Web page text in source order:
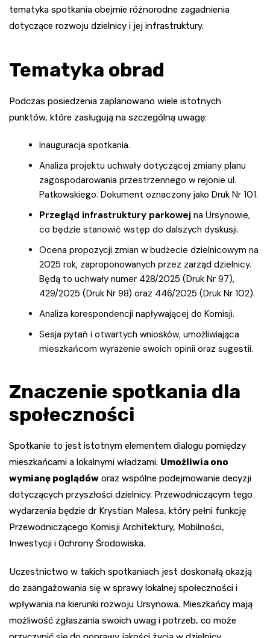
tematyka spotkania obejmie różnorodne zagadnienia
dotyczące rozwoju dzielnicy i jej infrastruktury.
Tematyka obrad
Podczas posiedzenia zaplanowano wiele istotnych
punktów, które zasługują na szczególną uwagę:
Inauguracja spotkania.
Analiza projektu uchwały dotyczącej zmiany planu
zagospodarowania przestrzennego w rejonie ul.
Patkowskiego. Dokument oznaczony jako Druk Nr 101.
Przegląd infrastruktury parkowej na Ursynowie,
co będzie stanowić wstęp do dalszych dyskusji.
Ocena propozycji zmian w budżecie dzielnicowym na
2025 rok, zaproponowanych przez zarząd dzielnicy.
Będą to uchwały numer 428/2025 (Druk Nr 97),
429/2025 (Druk Nr 98) oraz 446/2025 (Druk Nr 102).
Analiza korespondencji napływającej do Komisji.
Sesja pytań i otwartych wniosków, umożliwiająca
mieszkańcom wyrażenie swoich opinii oraz sugestii.
Znaczenie spotkania dla
społeczności
Spotkanie to jest istotnym elementem dialogu pomiędzy
mieszkańcami a lokalnymi władzami. Umożliwia ono
wymianę poglądów oraz wspólne podejmowanie decyzji
dotyczących przyszłości dzielnicy. Przewodniczącym tego
wydarzenia będzie dr Krystian Malesa, który pełni funkcję
Przewodniczącego Komisji Architektury, Mobilności,
Inwestycji i Ochrony Środowiska.
Uczestnictwo w takich spotkaniach jest doskonałą okazją
do zaangażowania się w sprawy lokalnej społeczności i
wpływania na kierunki rozwoju Ursynowa. Mieszkańcy mają
możliwość zgłaszania swoich uwag i potrzeb, co może